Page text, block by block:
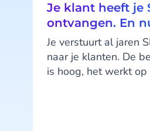
Je klant heeft je
ontvangen. En
Je verstuurt al jaren
naar je klanten. De
is hoog, het werkt op